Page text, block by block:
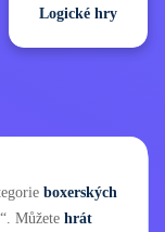
Logické hry
boxerských
Můžete hrát